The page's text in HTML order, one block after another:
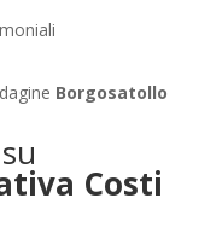
Borgosatollo
Costi